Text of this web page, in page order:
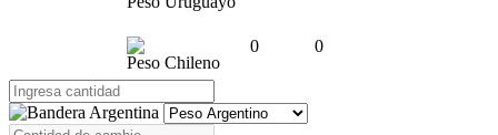
Peso Chileno
0 0